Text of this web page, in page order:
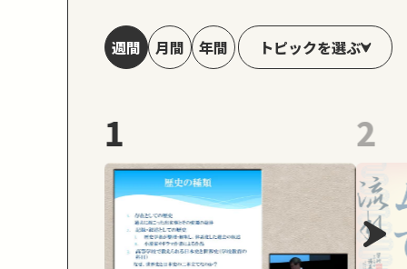
週間 月間 年間 トピックを選ぶ
1 2